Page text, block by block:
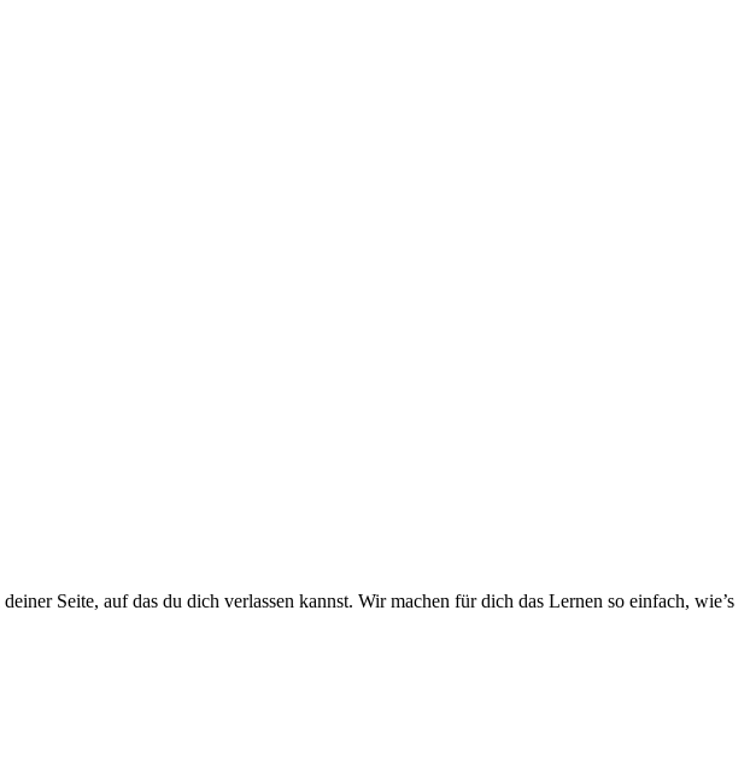
Seite, auf das du dich verlassen kannst. Wir machen für dich das Lernen so einfach, wie’s